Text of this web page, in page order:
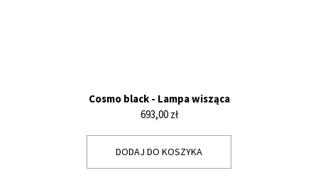
Cosmo black - Lampa wisząca
Cena
693,00 zł
DODAJ DO KOSZYKA